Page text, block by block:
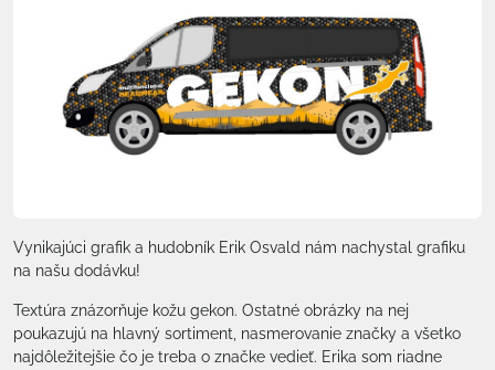
Vynikajúci grafik a hudobník Erik Osvald nám nachystal grafiku
na našu dodávku!
Textúra znázorňuje kožu gekon. Ostatné obrázky na nej
poukazujú na hlavný sortiment, nasmerovanie značky a všetko
najdôležitejšie čo je treba o značke vedieť. Erika som riadne